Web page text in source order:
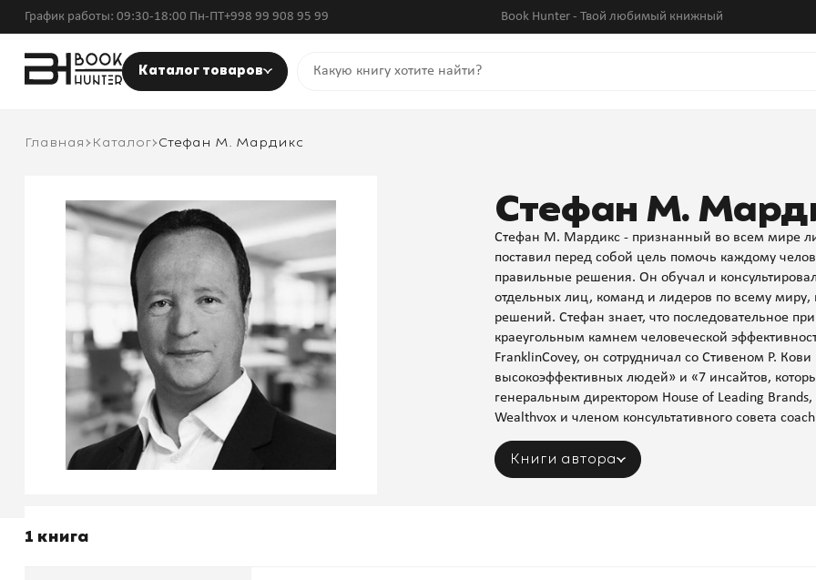
График работы: 09:30-18:00 Пн-ПТ+998 99 908 95 99 Book Hunter - Твой любимый книжный
Каталог товаров
Главная Каталог Стефан М. Мардикс
Стефан М.
Стефан М. Мардикс - признанный во всем мире
поставил перед собой цель помочь каждому
правильные решения. Он обучал и
отдельных лиц, команд и лидеров по всему миру,
решений. Стефан знает, что последовательное
краеугольным камнем человеческой
FranklinCovey, он сотрудничал со Стивеном Р.
высокоэффективных людей» и «7 инсайтов,
генеральным директором House of Leading
Wealthvox и членом консультативного совета
Книги автора
1 книга